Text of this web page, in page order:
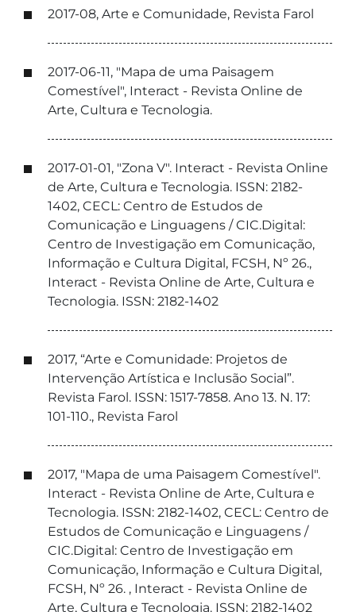
2017-08, Arte e Comunidade, Revista Farol
2017-06-11, "Mapa de uma Paisagem
Comestível", Interact - Revista Online de
Arte, Cultura e Tecnologia.
2017-01-01, "Zona V". Interact - Revista Online
de Arte, Cultura e Tecnologia. ISSN: 2182-
1402, CECL: Centro de Estudos de
Comunicação e Linguagens / CIC.Digital:
Centro de Investigação em Comunicação,
Informação e Cultura Digital, FCSH, Nº 26.,
Interact - Revista Online de Arte, Cultura e
Tecnologia. ISSN: 2182-1402
2017, “Arte e Comunidade: Projetos de
Intervenção Artística e Inclusão Social”.
Revista Farol. ISSN: 1517-7858. Ano 13. N. 17:
101-110., Revista Farol
2017, "Mapa de uma Paisagem Comestível".
Interact - Revista Online de Arte, Cultura e
Tecnologia. ISSN: 2182-1402, CECL: Centro de
Estudos de Comunicação e Linguagens /
CIC.Digital: Centro de Investigação em
Comunicação, Informação e Cultura Digital,
FCSH, Nº 26. , Interact - Revista Online de
Arte, Cultura e Tecnologia. ISSN: 2182-1402